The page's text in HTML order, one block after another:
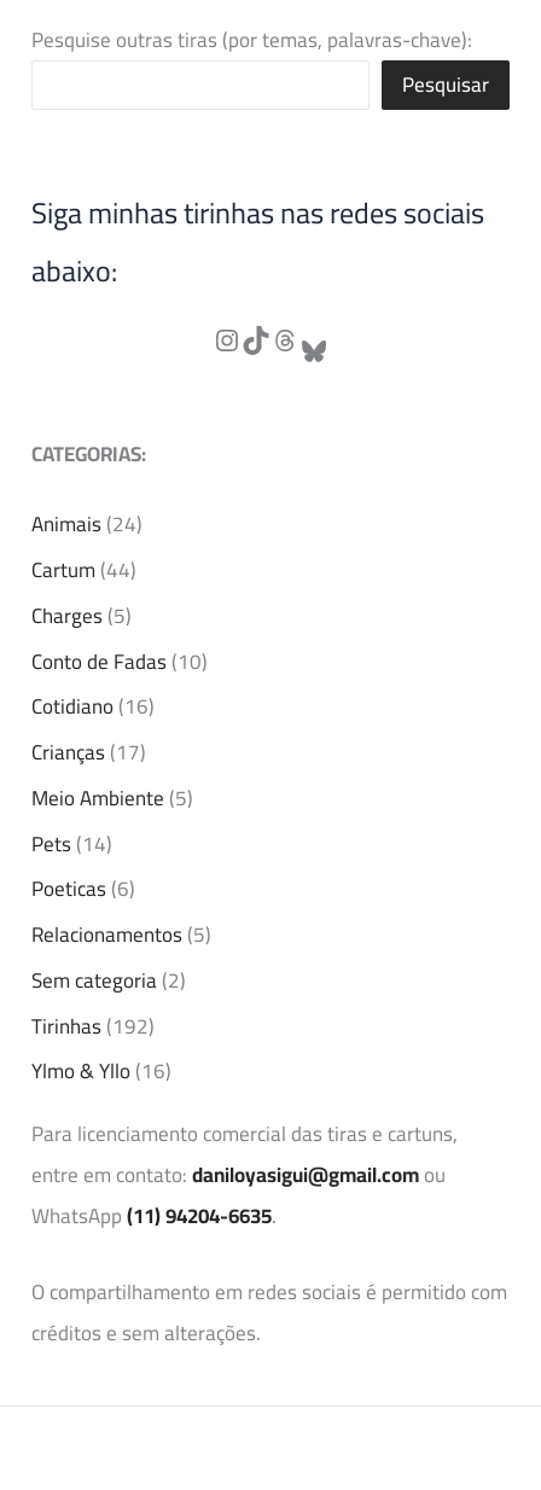
Pesquise outras tiras (por temas, palavras-chave):
Pesquisar
Siga minhas tirinhas nas redes sociais
abaixo:
CATEGORIAS:
Animais(24)
Cartum(44)
Charges(5)
Conto de Fadas(10)
Cotidiano(16)
Crianças(17)
Meio Ambiente(5)
Pets(14)
Poeticas(6)
Relacionamentos(5)
Sem categoria(2)
Tirinhas(192)
Ylmo & Yllo(16)
Para licenciamento comercial das tiras e cartuns,
entre em contato:daniloyasigui@gmail.comou
WhatsApp(11) 94204-6635.
O compartilhamento em redes sociais é permitido com
créditos e sem alterações.